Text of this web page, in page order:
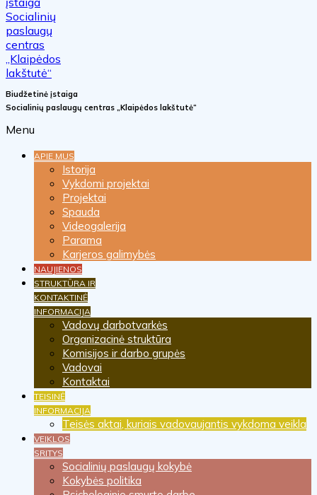
Biudžetinė įstaiga
Socialinių paslaugų centras „Klaipėdos lakštutė“
Menu
APIE MUS
Istorija
Vykdomi projektai
Projektai
Spauda
Videogalerija
Parama
Karjeros galimybės
NAUJIENOS
STRUKTŪRA IR
KONTAKTINĖ
INFORMACIJA
Vadovų darbotvarkės
Organizacinė struktūra
Komisijos ir darbo grupės
Vadovai
Kontaktai
TEISINĖ
INFORMACIJA
Teisės aktai, kuriais vadovaujantis vykdoma veikla
VEIKLOS
SRITYS
Socialinių paslaugų kokybė
Kokybės politika